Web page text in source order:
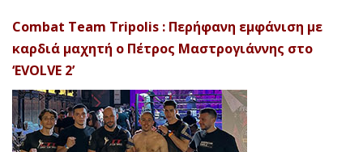
Combat Team Tripolis : Περήφανη εμφάνιση με
καρδιά μαχητή ο Πέτρος Μαστρογιάννης στο
‘EVOLVE 2’